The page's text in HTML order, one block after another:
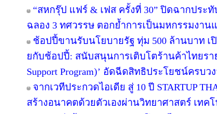
“สหกรุ๊ป แฟร์ & เฟส ครั้งที่ 30” ปิดฉากประ
ฉลอง 3 ทศวรรษ ตอกย้ำการเป็นมหกรรมงา
ช้อปปี้ขานรับนโยบายรัฐ ทุ่ม 500 ล้านบาท เ
ยกับช้อปปี้: สนับสนุนการเติบโตร้านค้าไทยรา
Support Program)’ อัดฉีดสิทธิประโยชน์ครบว
จากเวทีประกวดไอเดีย สู่ 10 ปี STARTUP
สร้างอนาคตด้วยตัวเองผ่านวิทยาศาสตร์ เทค